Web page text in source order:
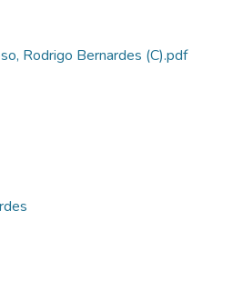
Rodrigo Bernardes (C).pdf